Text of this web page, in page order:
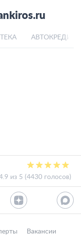
из 5 (4430 голосов)
Вакансии